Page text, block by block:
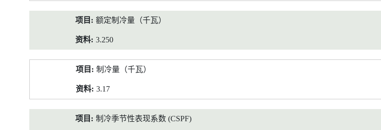
额定制冷量（千瓦）
3.250
制冷量（千瓦）
3.17
制冷季节性表现系数 (CSPF)